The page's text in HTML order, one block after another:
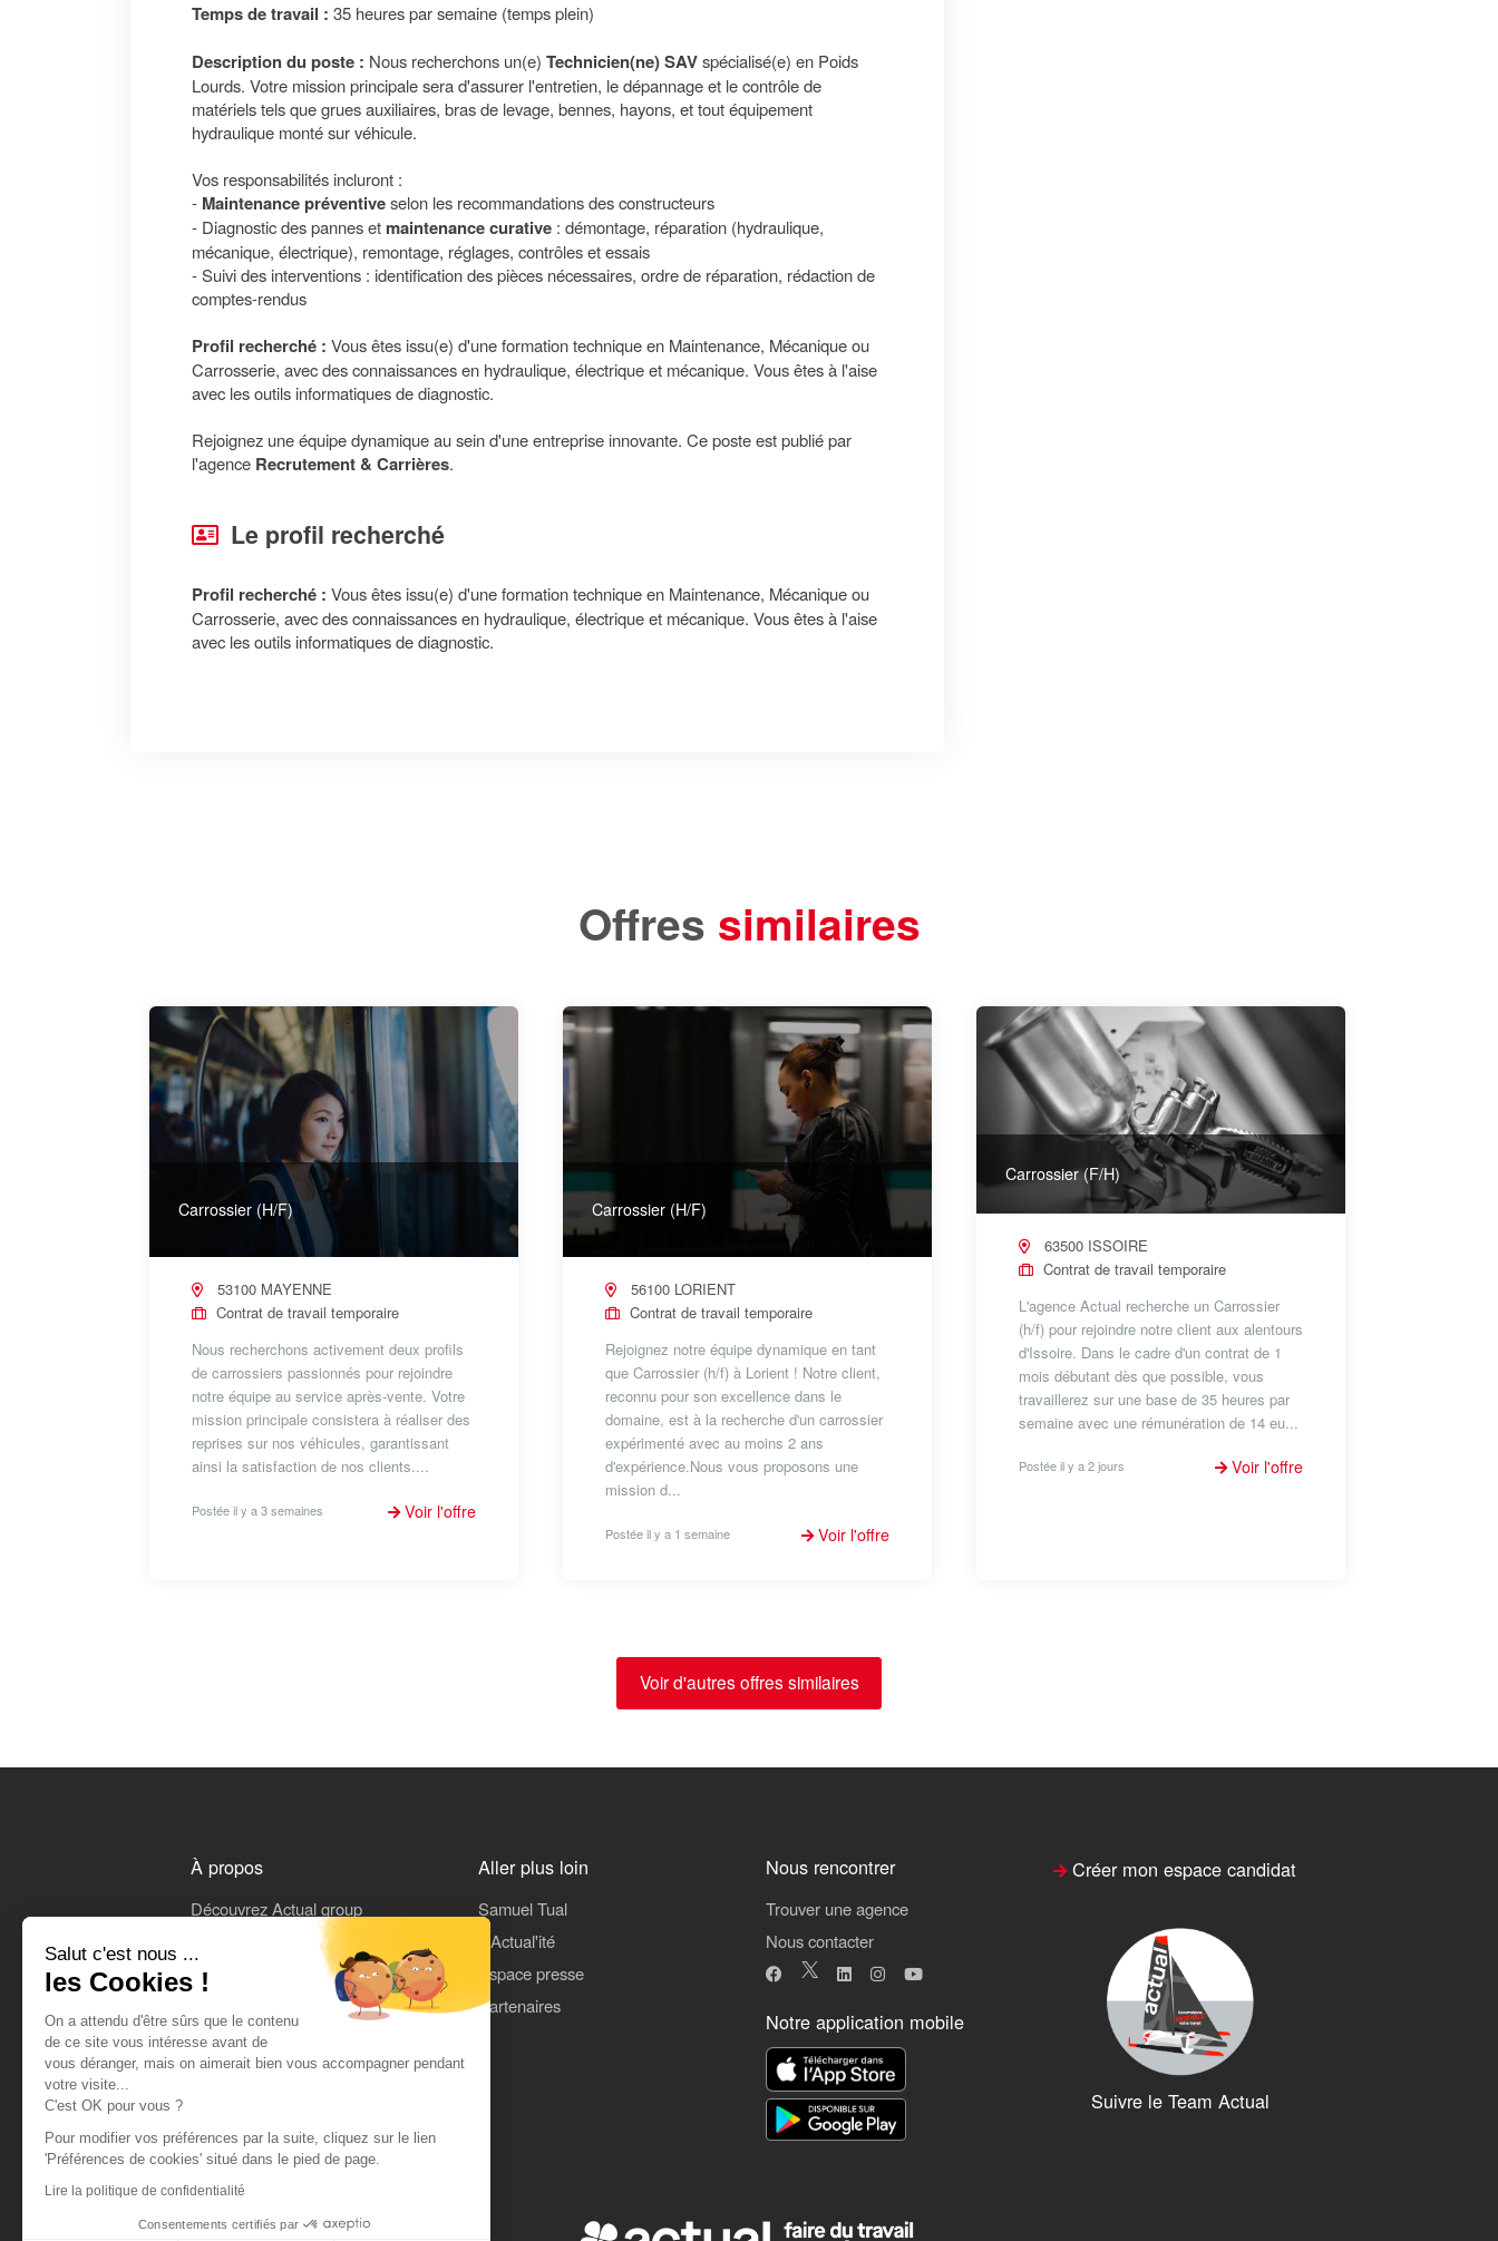
Salut c'est nous ...
les Cookies !
On a attendu d'être sûrs que le contenu
de ce site vous intéresse avant de
vous déranger, mais on aimerait bien vous accompagner pendant
votre visite...
C'est OK pour vous ?
Pour modifier vos préférences par la suite, cliquez sur le lien
'Préférences de cookies' situé dans le pied de page.
Lire la politique de confidentialité
Consentements certifiés par
Temps de travail : 35 heures par semaine (temps plein)
Description du poste : Nous recherchons un(e) Technicien(ne) SAVspécialisé(e) en Poids
Lourds. Votre mission principale sera d'assurer l'entretien, le dépannage et le contrôle de
matériels tels que grues auxiliaires, bras de levage, bennes, hayons, et tout équipement
hydraulique monté sur véhicule.
Vos responsabilités incluront :
- Maintenance préventiveselon les recommandations des constructeurs
- Diagnostic des pannes et maintenance curative : démontage, réparation (hydraulique,
mécanique, électrique), remontage, réglages, contrôles et essais
- Suivi des interventions : identification des pièces nécessaires, ordre de réparation, rédaction de
comptes-rendus
Profil recherché : Vous êtes issu(e) d'une formation technique en Maintenance, Mécanique ou
Carrosserie, avec des connaissances en hydraulique, électrique et mécanique. Vous êtes à l'aise
avec les outils informatiques de diagnostic.
Rejoignez une équipe dynamique au sein d'une entreprise innovante. Ce poste est publié par
l'agence Recrutement & Carrières.
Le profil recherché
Profil recherché : Vous êtes issu(e) d'une formation technique en Maintenance, Mécanique ou
Carrosserie, avec des connaissances en hydraulique, électrique et mécanique. Vous êtes à l'aise
avec les outils informatiques de diagnostic.
Offres similaires
Carrossier (H/F)
53100 MAYENNE
Contrat de travail temporaire
Nous recherchons activement deux profils
de carrossiers passionnés pour rejoindre
notre équipe au service après-vente. Votre
mission principale consistera à réaliser des
reprises sur nos véhicules, garantissant
ainsi la satisfaction de nos clients....
Postée il y a 3 semaines Voir l'offre
Carrossier (H/F)
56100 LORIENT
Contrat de travail temporaire
Rejoignez notre équipe dynamique en tant
que Carrossier (h/f) à Lorient ! Notre client,
reconnu pour son excellence dans le
domaine, est à la recherche d'un carrossier
expérimenté avec au moins 2 ans
d'expérience.Nous vous proposons une
mission d...
Postée il y a 1 semaine Voir l'offre
Carrossier (F/H)
63500 ISSOIRE
Contrat de travail temporaire
L'agence Actual recherche un Carrossier
(h/f) pour rejoindre notre client aux alentours
d'Issoire. Dans le cadre d'un contrat de 1
mois débutant dès que possible, vous
travaillerez sur une base de 35 heures par
semaine avec une rémunération de 14 eu...
Postée il y a 2 jours Voir l'offre
Voir d'autres offres similaires
À propos
Découvrez Actual group
On parle de nous
CGU
Données personnelles
Aller plus loin
Samuel Tual
L'Actual'ité
Espace presse
Partenaires
Nous rencontrer
Trouver une agence
Nous contacter
Notre application mobile
Créer mon espace candidat
Suivre le Team Actual